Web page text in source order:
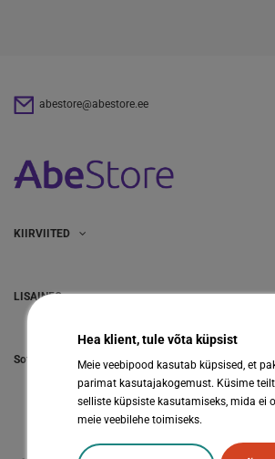
abestore@abestore.ee
KIIRVIITED
LISAINFO
Hea klient, tule võta küpsist
Meie veebipood kasutab küpsised, et
parimat kasutajakogemust. Küsime
selliste küpsiste kasutamiseks, mida ei
meie veebilehe toimiseks.
Sotsiaalmeedia